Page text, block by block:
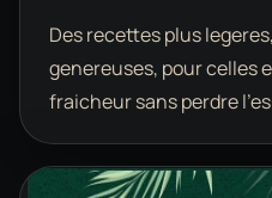
Des recettes plus
genereuses, pour celles
fraicheur sans perdre